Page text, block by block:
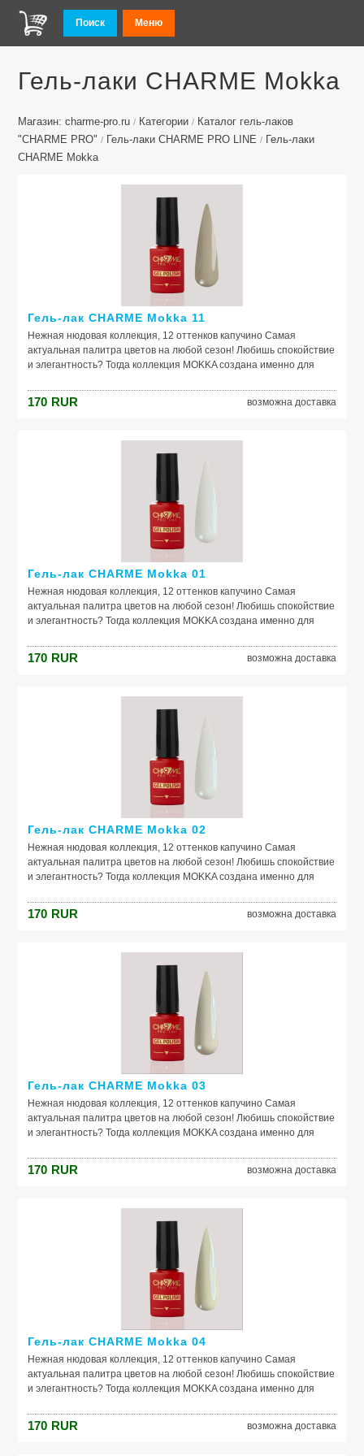
Поиск Меню
Гель-лаки CHARMЕ Mokka
Магазин: charme-pro.ru / Категории / Каталог гель-лаков
"CHARME PRO" / Гель-лаки CHARME PRO LINE / Гель-лаки
CHARMЕ Mokka
Гель-лак CHARME Mokka 11
Нежная нюдовая коллекция, 12 оттенков капучино Самая
актуальная палитра цветов на любой сезон! Любишь спокойствие
и элегантность? Тогда коллекция MOKKA создана именно для
нанесение
170 RUR возможна доставка
Гель-лак CHARME Mokka 01
Нежная нюдовая коллекция, 12 оттенков капучино Самая
актуальная палитра цветов на любой сезон! Любишь спокойствие
и элегантность? Тогда коллекция MOKKA создана именно для
нанесение
170 RUR возможна доставка
Гель-лак CHARME Mokka 02
Нежная нюдовая коллекция, 12 оттенков капучино Самая
актуальная палитра цветов на любой сезон! Любишь спокойствие
и элегантность? Тогда коллекция MOKKA создана именно для
нанесение
170 RUR возможна доставка
Гель-лак CHARME Mokka 03
Нежная нюдовая коллекция, 12 оттенков капучино Самая
актуальная палитра цветов на любой сезон! Любишь спокойствие
и элегантность? Тогда коллекция MOKKA создана именно для
нанесение
170 RUR возможна доставка
Гель-лак CHARME Mokka 04
Нежная нюдовая коллекция, 12 оттенков капучино Самая
актуальная палитра цветов на любой сезон! Любишь спокойствие
и элегантность? Тогда коллекция MOKKA создана именно для
нанесение
170 RUR возможна доставка